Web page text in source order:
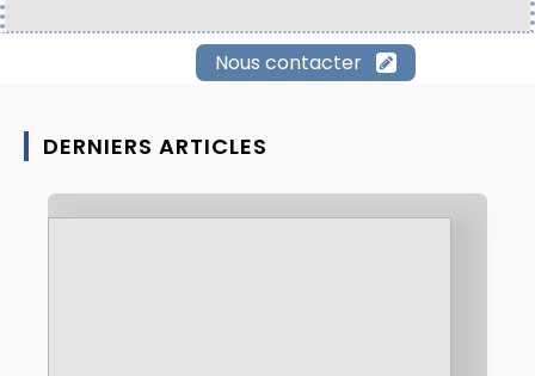
Nous contacter
DERNIERS ARTICLES